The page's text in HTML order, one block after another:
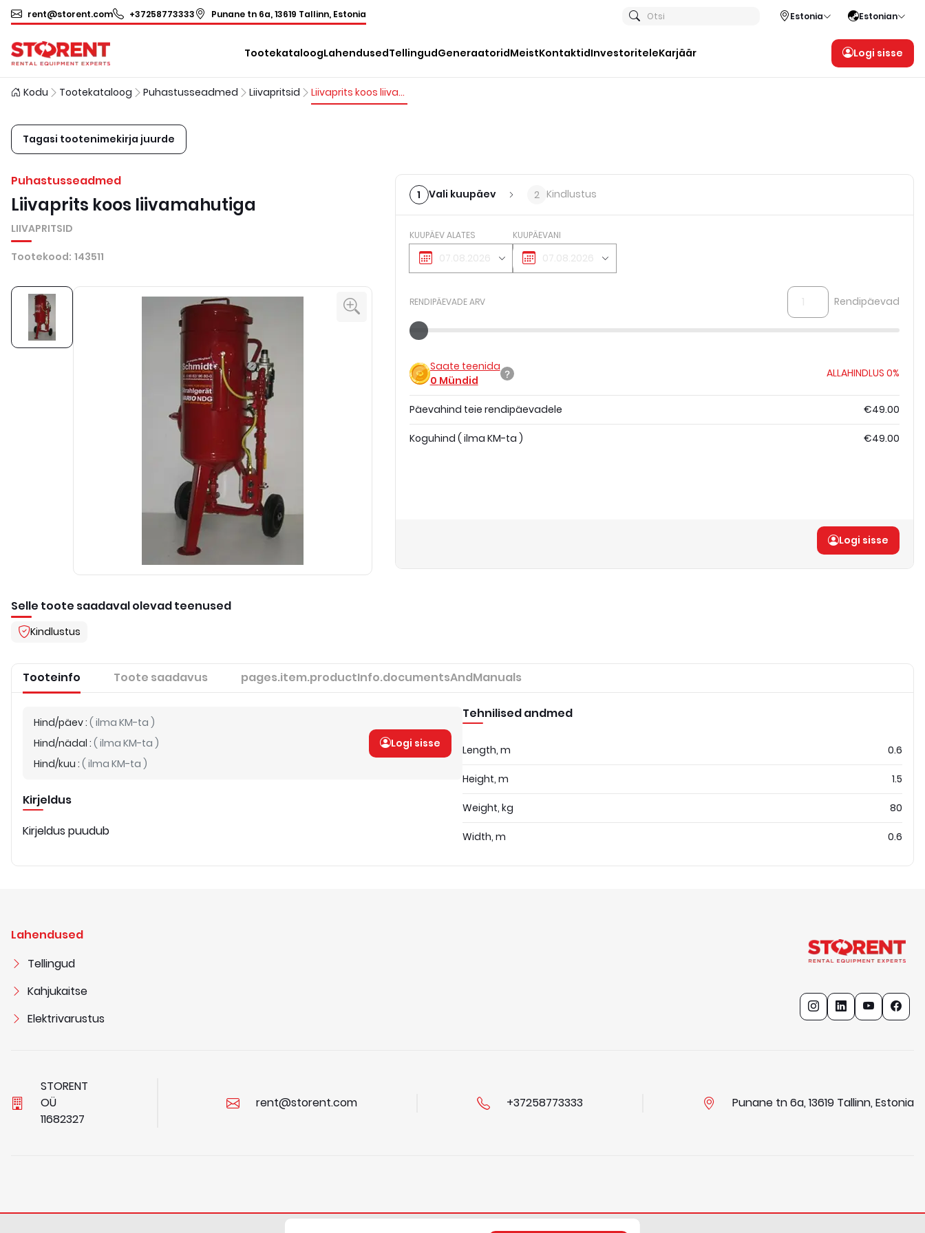
rent@storent.com +37258773333 Punane tn 6a, 13619 Tallinn, Estonia Otsi Estonia Estonian
TootekataloogLahendusedTellingudGeneraatoridMeistKontaktidInvestoriteleKarjäär Logi sisse
Kodu Tootekataloog Puhastusseadmed Liivapritsid Liivaprits koos liivamahutiga
Tagasi tootenimekirja juurde
Puhastusseadmed
Liivaprits koos liivamahutiga
LIIVAPRITSID
Tootekood: 143511
Selle toote saadaval olevad teenused
Kindlustus
1 Vali kuupäev 2 Kindlustus
KUUPÄEV ALATES KUUPÄEVANI
RENDIPÄEVADE ARV Rendipäevad
Saate teenida
0 Mündid
ALLAHINDLUS 0%
Päevahind teie rendipäevadele €49.00
Koguhind ( ilma KM-ta ) €49.00
Logi sisse
Tooteinfo Toote saadavus pages.item.productInfo.documentsAndManuals
Hind/päev: ( ilma KM-ta )
Hind/nädal : ( ilma KM-ta )
Hind/kuu : ( ilma KM-ta )
Logi sisse
Kirjeldus
Kirjeldus puudub
Tehnilised andmed
Length, m 0.6
Height, m 1.5
Weight, kg 80
Width, m 0.6
Lahendused
Tellingud
Kahjukaitse
Elektrivarustus
STORENT
OÜ
11682327
rent@storent.com +37258773333 Punane tn 6a, 13619 Tallinn, Estonia